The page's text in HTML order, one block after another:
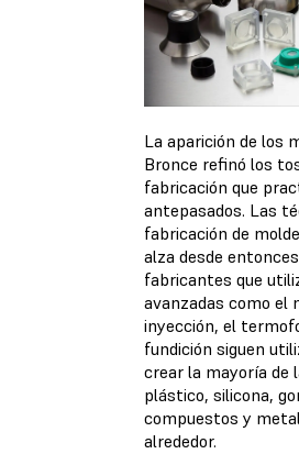
La aparición de los
Bronce refinó los
fabricación que
antepasados. Las
fabricación de
alza desde
fabricantes que
avanzadas como el
inyección, el
fundición siguen
crear la mayoría de
plástico, silicona,
compuestos y
alrededor.